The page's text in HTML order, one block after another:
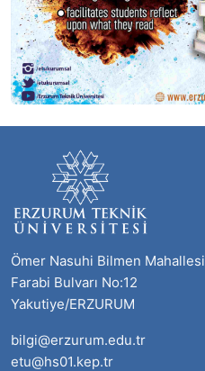
Ömer Nasuhi Bilmen Mahallesi
Farabi Bulvarı No:12
Yakutiye/ERZURUM
bilgi@erzurum.edu.tr
etu@hs01.kep.tr